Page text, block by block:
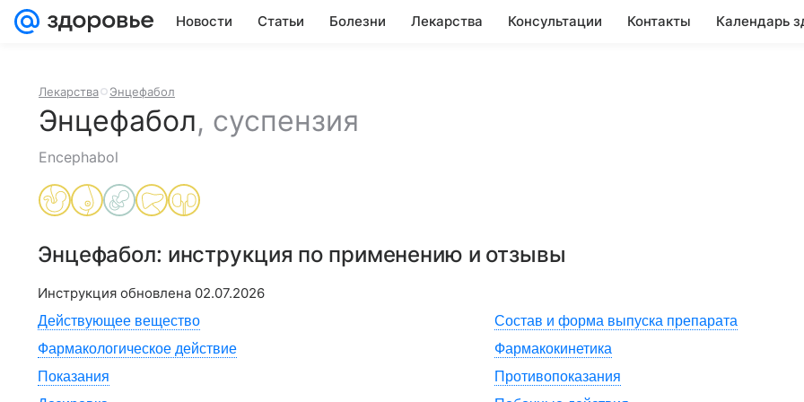
Новости Статьи Болезни Лекарства Консультации Контакты Календарь
Лекарства Энцефабол
Энцефабол, суспензия
Encephabol
Энцефабол: инструкция по применению и отзывы
Инструкция обновлена 02.07.2026
Действующее вещество
Состав и форма выпуска препарата
Фармакологическое действие
Фармакокинетика
Показания
Противопоказания